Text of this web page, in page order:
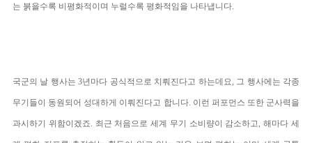
는 붉을수록 비평화적이며 누럴수록 평화적임을 나타냅니다.
국군의 날 행사는 3년마다 공식적으로 치뤄진다고 하는데요, 그 행사에는 각종
무기들이 동원되어 성대하게 이뤄진다고 합니다. 이런 퍼포먼스 또한 군사력을
과시하기 위함이겠죠. 최근 처음으로 세계 무기 소비량이 감소하고, 해마다 세